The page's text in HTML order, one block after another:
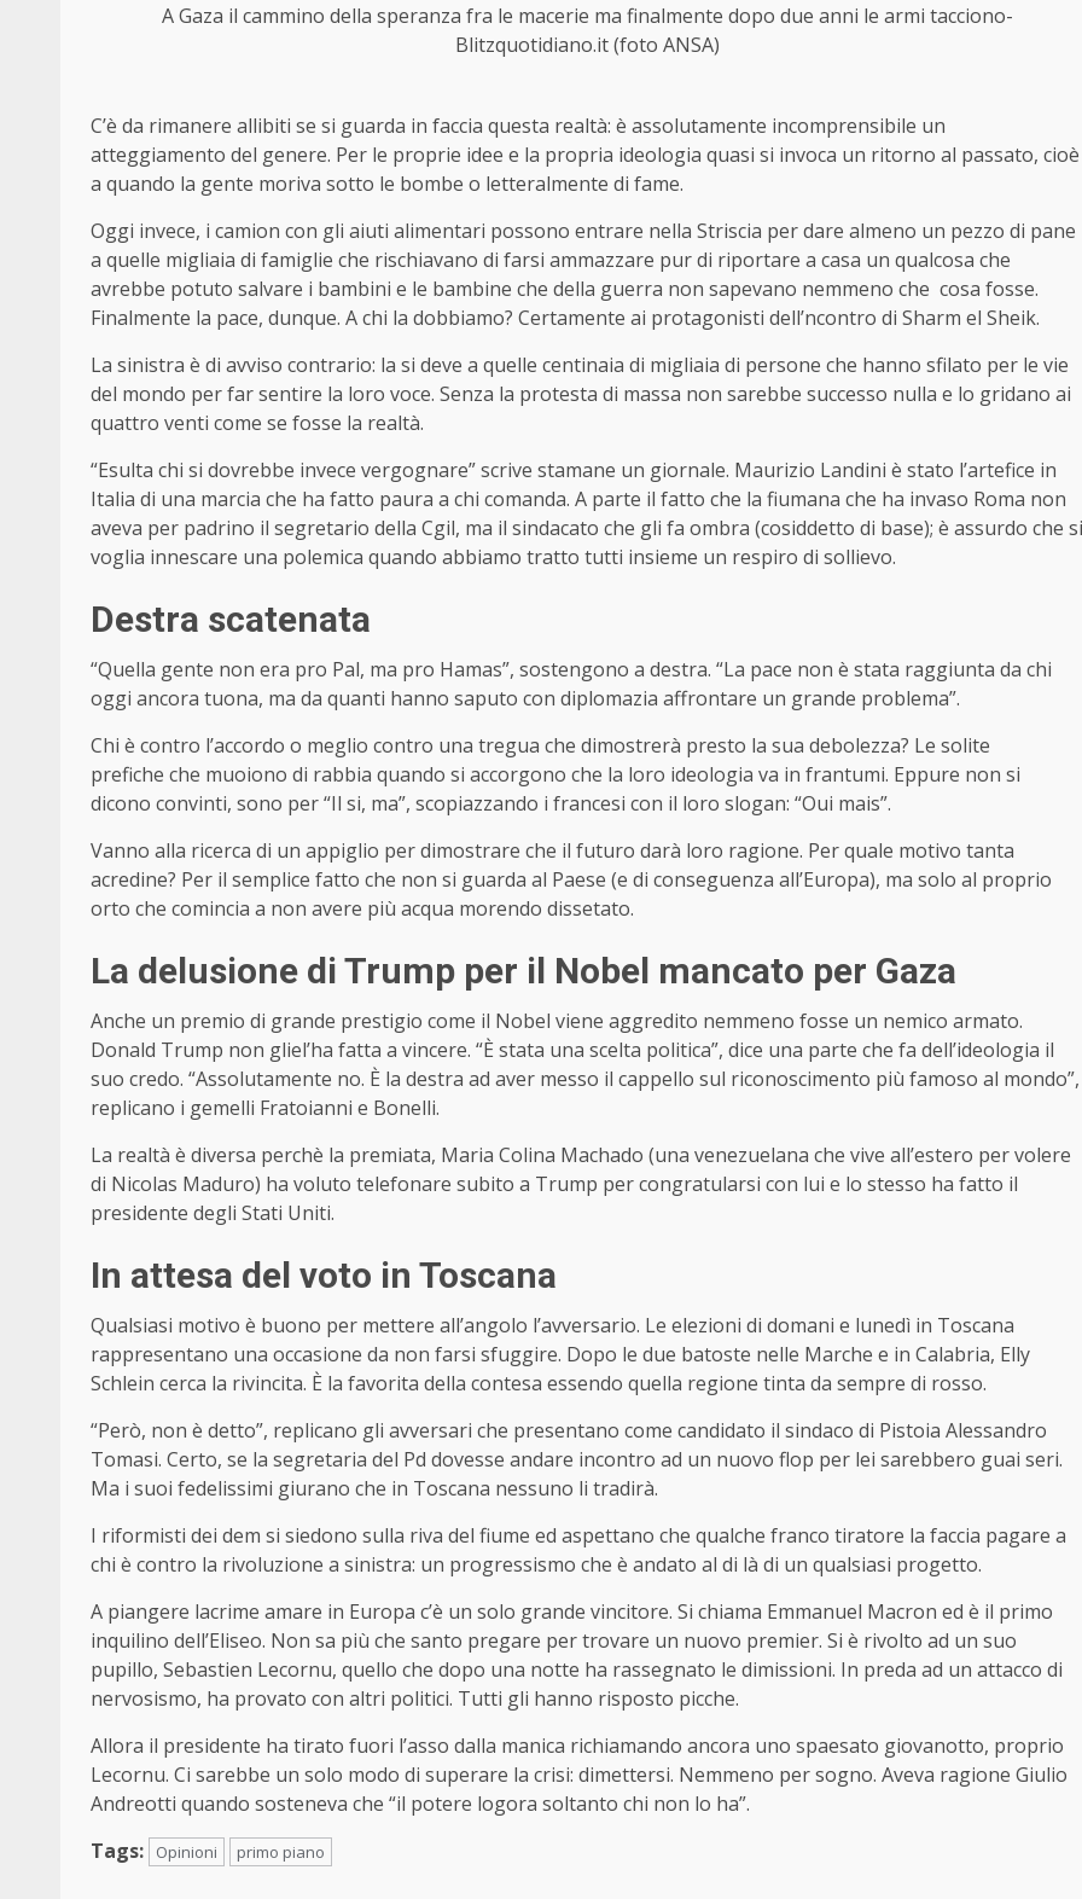
A Gaza il cammino della speranza fra le macerie ma finalmente dopo due anni le armi tacciono-
Blitzquotidiano.it (foto ANSA)
C’è da rimanere allibiti se si guarda in faccia questa realtà: è assolutamente incomprensibile un
atteggiamento del genere. Per le proprie idee e la propria ideologia quasi si invoca un ritorno al passato, cioè
a quando la gente moriva sotto le bombe o letteralmente di fame.
Oggi invece, i camion con gli aiuti alimentari possono entrare nella Striscia per dare almeno un pezzo di pane
a quelle migliaia di famiglie che rischiavano di farsi ammazzare pur di riportare a casa un qualcosa che
avrebbe potuto salvare i bambini e le bambine che della guerra non sapevano nemmeno che cosa fosse.
Finalmente la pace, dunque. A chi la dobbiamo? Certamente ai protagonisti dell’ncontro di Sharm el Sheik.
La sinistra è di avviso contrario: la si deve a quelle centinaia di migliaia di persone che hanno sfilato per le vie
del mondo per far sentire la loro voce. Senza la protesta di massa non sarebbe successo nulla e lo gridano ai
quattro venti come se fosse la realtà.
“Esulta chi si dovrebbe invece vergognare” scrive stamane un giornale. Maurizio Landini è stato l’artefice in
Italia di una marcia che ha fatto paura a chi comanda. A parte il fatto che la fiumana che ha invaso Roma non
aveva per padrino il segretario della Cgil, ma il sindacato che gli fa ombra (cosiddetto di base); è assurdo che si
voglia innescare una polemica quando abbiamo tratto tutti insieme un respiro di sollievo.
Destra scatenata
“Quella gente non era pro Pal, ma pro Hamas”, sostengono a destra. “La pace non è stata raggiunta da chi
oggi ancora tuona, ma da quanti hanno saputo con diplomazia affrontare un grande problema”.
Chi è contro l’accordo o meglio contro una tregua che dimostrerà presto la sua debolezza? Le solite
prefiche che muoiono di rabbia quando si accorgono che la loro ideologia va in frantumi. Eppure non si
dicono convinti, sono per “Il si, ma”, scopiazzando i francesi con il loro slogan: “Oui mais”.
Vanno alla ricerca di un appiglio per dimostrare che il futuro darà loro ragione. Per quale motivo tanta
acredine? Per il semplice fatto che non si guarda al Paese (e di conseguenza all’Europa), ma solo al proprio
orto che comincia a non avere più acqua morendo dissetato.
La delusione di Trump per il Nobel mancato per Gaza
Anche un premio di grande prestigio come il Nobel viene aggredito nemmeno fosse un nemico armato.
Donald Trump non gliel’ha fatta a vincere. “È stata una scelta politica”, dice una parte che fa dell’ideologia il
suo credo. “Assolutamente no. È la destra ad aver messo il cappello sul riconoscimento più famoso al mondo”,
replicano i gemelli Fratoianni e Bonelli.
La realtà è diversa perchè la premiata, Maria Colina Machado (una venezuelana che vive all’estero per volere
di Nicolas Maduro) ha voluto telefonare subito a Trump per congratularsi con lui e lo stesso ha fatto il
presidente degli Stati Uniti.
In attesa del voto in Toscana
Qualsiasi motivo è buono per mettere all’angolo l’avversario. Le elezioni di domani e lunedì in Toscana
rappresentano una occasione da non farsi sfuggire. Dopo le due batoste nelle Marche e in Calabria, Elly
Schlein cerca la rivincita. È la favorita della contesa essendo quella regione tinta da sempre di rosso.
“Però, non è detto”, replicano gli avversari che presentano come candidato il sindaco di Pistoia Alessandro
Tomasi. Certo, se la segretaria del Pd dovesse andare incontro ad un nuovo flop per lei sarebbero guai seri.
Ma i suoi fedelissimi giurano che in Toscana nessuno li tradirà.
I riformisti dei dem si siedono sulla riva del fiume ed aspettano che qualche franco tiratore la faccia pagare a
chi è contro la rivoluzione a sinistra: un progressismo che è andato al di là di un qualsiasi progetto.
A piangere lacrime amare in Europa c’è un solo grande vincitore. Si chiama Emmanuel Macron ed è il primo
inquilino dell’Eliseo. Non sa più che santo pregare per trovare un nuovo premier. Si è rivolto ad un suo
pupillo, Sebastien Lecornu, quello che dopo una notte ha rassegnato le dimissioni. In preda ad un attacco di
nervosismo, ha provato con altri politici. Tutti gli hanno risposto picche.
Allora il presidente ha tirato fuori l’asso dalla manica richiamando ancora uno spaesato giovanotto, proprio
Lecornu. Ci sarebbe un solo modo di superare la crisi: dimettersi. Nemmeno per sogno. Aveva ragione Giulio
Andreotti quando sosteneva che “il potere logora soltanto chi non lo ha”.
Tags:
Opinioni primo piano